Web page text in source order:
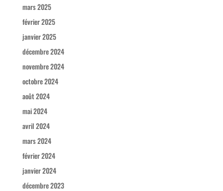
mars 2025
février 2025
janvier 2025
décembre 2024
novembre 2024
octobre 2024
août 2024
mai 2024
avril 2024
mars 2024
février 2024
janvier 2024
décembre 2023